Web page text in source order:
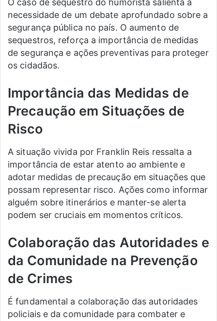
O caso de sequestro do humorista salienta a
necessidade de um debate aprofundado sobre a
segurança pública no país. O aumento de
sequestros, reforça a importância de medidas
de segurança e ações preventivas para proteger
os cidadãos.
Importância das Medidas de
Precaução em Situações de
Risco
A situação vivida por Franklin Reis ressalta a
importância de estar atento ao ambiente e
adotar medidas de precaução em situações que
possam representar risco. Ações como informar
alguém sobre itinerários e manter-se alerta
podem ser cruciais em momentos críticos.
Colaboração das Autoridades e
da Comunidade na Prevenção
de Crimes
É fundamental a colaboração das autoridades
policiais e da comunidade para combater e